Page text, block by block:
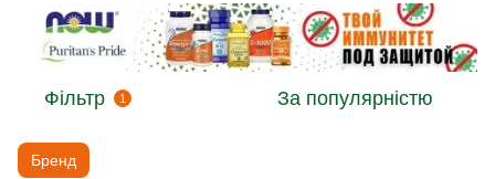
Фільтр 1 За популярністю
Бренд